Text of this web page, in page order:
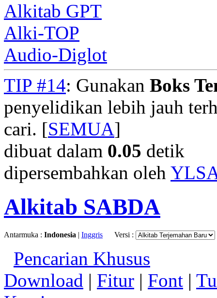
Alkitab GPT
Alki-TOP
Audio-Diglot
TIP #14: Gunakan Boks
penyelidikan lebih jauh
cari. [SEMUA]
dibuat dalam 0.05 detik
dipersembahkan oleh
Alkitab SABDA
Antarmuka : Indonesia | Inggris Versi :
Pencarian Khusus
Download | Fitur | Font |